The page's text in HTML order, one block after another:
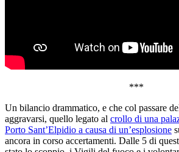
***
Un bilancio drammatico, e che col passare
aggravarsi, quello legato al crollo di una
Porto Sant’Elpidio a causa di un’esplosione
ancora in corso accertamenti. Dalle 5 di